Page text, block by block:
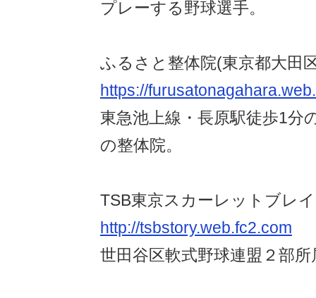
プレーする野球選手。
ふるさと整体院(東京都大田
https://
東急池上線・長原駅徒歩1分
の整体院。
TSB東京スカーレットブレ
http://tsbstory.web.fc2.com
世田谷区軟式野球連盟２部所